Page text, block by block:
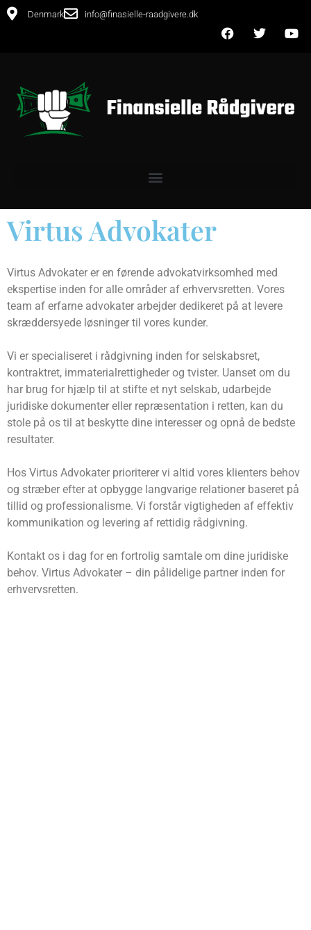
Denmark info@finasielle-raadgivere.dk
Virtus Advokater
Virtus Advokater er en førende advokatvirksomhed med
ekspertise inden for alle områder af erhvervsretten. Vores
team af erfarne advokater arbejder dedikeret på at levere
skræddersyede løsninger til vores kunder.
Vi er specialiseret i rådgivning inden for selskabsret,
kontraktret, immaterialrettigheder og tvister. Uanset om du
har brug for hjælp til at stifte et nyt selskab, udarbejde
juridiske dokumenter eller repræsentation i retten, kan du
stole på os til at beskytte dine interesser og opnå de bedste
resultater.
Hos Virtus Advokater prioriterer vi altid vores klienters behov
og stræber efter at opbygge langvarige relationer baseret på
tillid og professionalisme. Vi forstår vigtigheden af ​​effektiv
kommunikation og levering af rettidig rådgivning.
Kontakt os i dag for en fortrolig samtale om dine juridiske
behov. Virtus Advokater – din pålidelige partner inden for
erhvervsretten.